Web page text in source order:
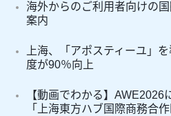
海外からのご利用者向けの
案内
上海、「アポスティーユ」
度が90％向上
【動画でわかる】
「上海東方ハブ国際商務合